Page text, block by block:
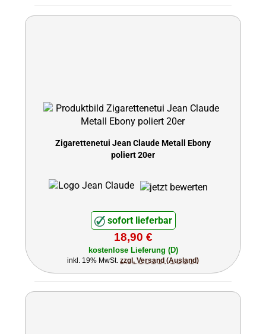
Zigarettenetui Jean Claude Metall Ebony
poliert 20er
sofort lieferbar
18,90 €
kostenlose Lieferung (D)
inkl. 19% MwSt. zzgl. Versand (Ausland)